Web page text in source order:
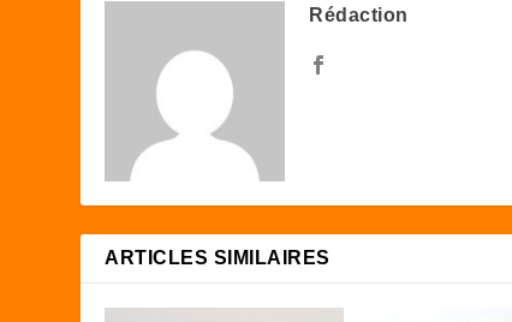
Rédaction
ARTICLES SIMILAIRES